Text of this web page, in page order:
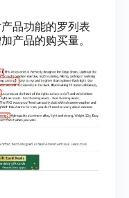
品功能的罗列表
产品的购买量。